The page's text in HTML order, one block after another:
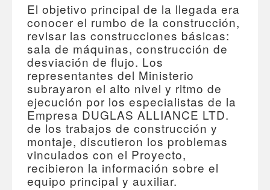
El objetivo principal de la llegada era
conocer el rumbo de la construcción,
revisar las construcciones básicas:
sala de máquinas, construcción de
desviación de flujo. Los
representantes del Ministerio
subrayaron el alto nivel y ritmo de
ejecución por los especialistas de la
Empresa DUGLAS ALLIANCE LTD.
de los trabajos de construcción y
montaje, discutieron los problemas
vinculados con el Proyecto,
recibieron la información sobre el
equipo principal y auxiliar.